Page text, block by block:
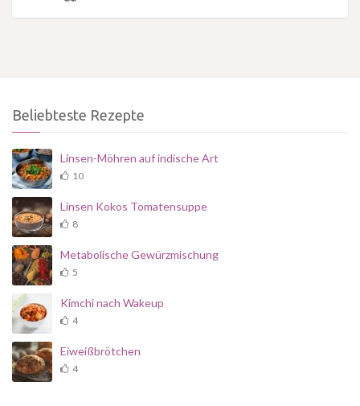
Beliebteste Rezepte
Linsen-Möhren auf indische Art
10
Linsen Kokos Tomatensuppe
8
Metabolische Gewürzmischung
5
Kimchi nach Wakeup
4
Eiweißbrötchen
4